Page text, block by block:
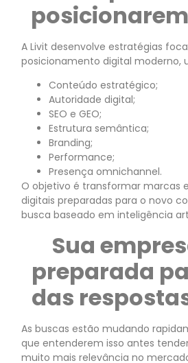
A Livit desenvolve estratégias
posicionamento digital moderno,
Conteúdo estratégico;
Autoridade digital;
SEO e GEO;
Estrutura semântica;
Branding;
Performance;
Presença omnichannel.
O objetivo é transformar marcas
digitais preparadas para o novo
busca baseado em inteligência
Sua
preparada
das
As buscas estão mudando
que entenderem isso antes
muito mais relevância no